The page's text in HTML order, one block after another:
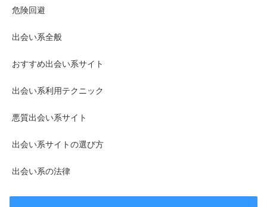
危険回避
出会い系全般
おすすめ出会い系サイト
出会い系利用テクニック
悪質出会い系サイト
出会い系サイトの選び方
出会い系の法律